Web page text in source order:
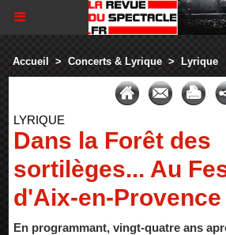
Accueil > Concerts & Lyrique > Lyrique
LYRIQUE
Dans la Forêt des
sortilèges... Au
d'Aix-en-Provence
En programmant, vingt-quatre ans